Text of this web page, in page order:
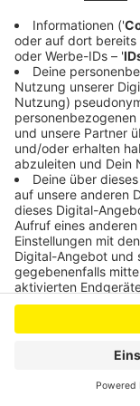
verwurzelt: lokal,
wichtigen Themen
empfangbar.
Die digitale
Der Ausbau von
Radio
konkurrenzfähig zu
Anzeige